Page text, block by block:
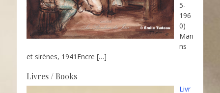
5-
196
0)
Mari
ns
et sirènes, 1941Encre […]
Livres / Books
Livr